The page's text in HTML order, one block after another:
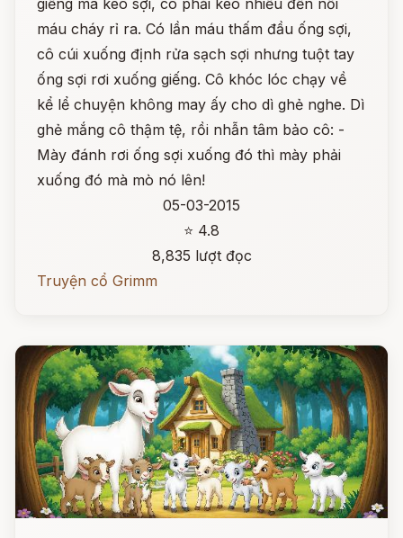
giếng mà kéo sợi, cô phải kéo nhiều đến nỗi
máu cháy rỉ ra. Có lần máu thấm đầu ống sợi,
cô cúi xuống định rửa sạch sợi nhưng tuột tay
ống sợi rơi xuống giếng. Cô khóc lóc chạy về
kể lể chuyện không may ấy cho dì ghẻ nghe. Dì
ghẻ mắng cô thậm tệ, rồi nhẫn tâm bảo cô: -
Mày đánh rơi ống sợi xuống đó thì mày phải
xuống đó mà mò nó lên!
05-03-2015
⭐ 4.8
8,835 lượt đọc
Truyện cổ Grimm